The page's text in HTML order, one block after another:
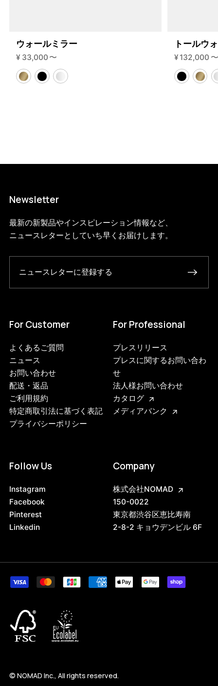
WS.200.2.BL.BL 0
3752181203176ブラック
variant=4740892757220033825000
ウォールミラー
¥ 33,000 〜
トールウ
¥ 132,000 〜
Newsletter
最新の新製品やインスピレーション情報など、
ニュースレターとしていち早くお届けします。
ニュースレターに登録する
For Customer
よくあるご質問
ニュース
お問い合わせ
配送・返品
ご利用規約
特定商取引法に基づく表記
プライバシーポリシー
For Professional
プレスリリース
プレスに関するお問い合わ
せ
法人様お問い合わせ
カタログ
メディアバンク
Follow Us
Instagram
Facebook
Pinterest
Linkedin
Company
株式会社NOMAD
150-0022
東京都渋谷区恵比寿南
2-8-2 キョウデンビル 6F
© NOMAD Inc., All rights reserved.